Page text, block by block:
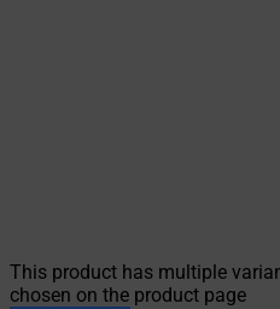
This product has multiple
chosen on the product page